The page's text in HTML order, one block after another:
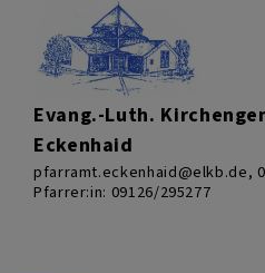
Direkt zum Inhalt
Evang.-Luth.
Eckenhaid
pfarramt.eckenhaid@elkb.de,
Pfarrer:in: 09126/295277